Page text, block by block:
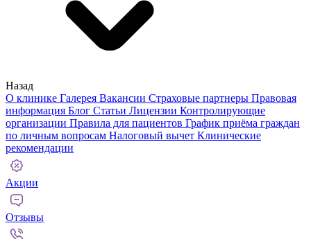
Назад
О клинике Галерея Вакансии Страховые партнеры Правовая
информация Блог Статьи Лицензии Контролирующие
организации Правила для пациентов График приёма граждан
по личным вопросам Налоговый вычет Клинические
рекомендации
Акции
Отзывы